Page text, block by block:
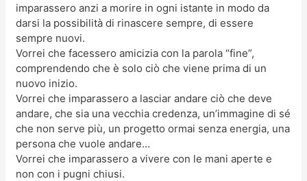
imparassero anzi a morire in ogni istante in modo da
darsi la possibilità di rinascere sempre, di essere
sempre nuovi.
Vorrei che facessero amicizia con la parola “fine”,
comprendendo che è solo ciò che viene prima di un
nuovo inizio.
Vorrei che imparassero a lasciar andare ciò che deve
andare, che sia una vecchia credenza, un’immagine di sé
che non serve più, un progetto ormai senza energia, una
persona che vuole andare…
Vorrei che imparassero a vivere con le mani aperte e
non con i pugni chiusi.